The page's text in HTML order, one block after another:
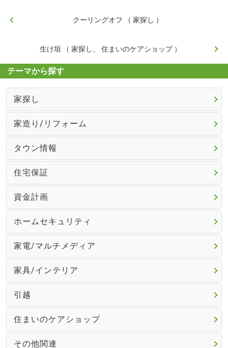
クーリングオフ （ 家探し ）
生け垣 （ 家探し、 住まいのケアショップ ）
テーマから探す
家探し
家造り/リフォーム
タウン情報
住宅保証
資金計画
ホームセキュリティ
家電/マルチメディア
家具/インテリア
引越
住まいのケアショップ
その他関連